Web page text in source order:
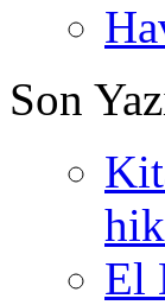
Son
El